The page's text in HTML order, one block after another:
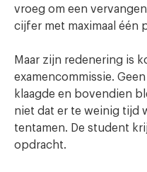
vroeg om een
cijfer met maximaal één
Maar zijn redenering is
examencommissie.
klaagde en bovendien
niet dat er te weinig tijd
tentamen. De student
opdracht.